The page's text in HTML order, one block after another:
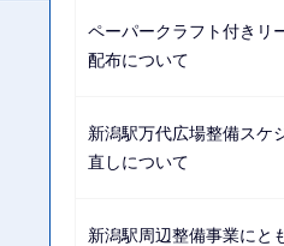
ペーパークラフト付きリ
配布について
新潟駅万代広場整備スケ
直しについて
新潟駅周辺整備事業にと